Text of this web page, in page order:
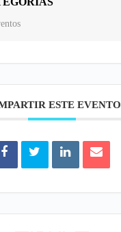
ESTE EVENTO